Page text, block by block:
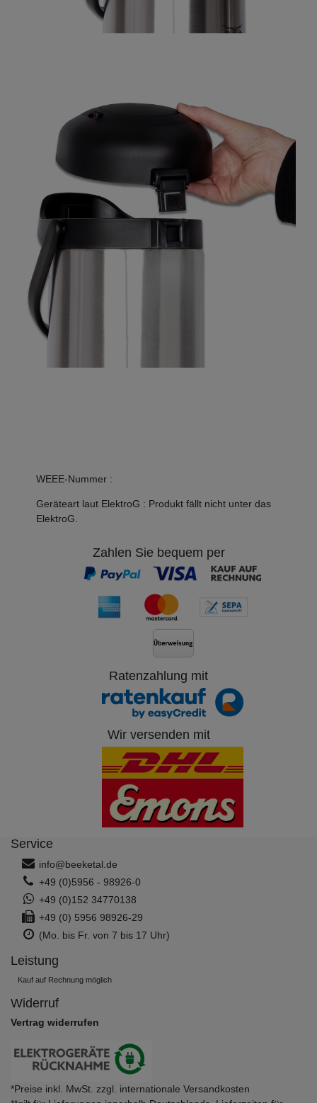
WEEE-Nummer :
Geräteart laut ElektroG : Produkt fällt nicht unter das
ElektroG.
Zahlen Sie bequem per
Ratenzahlung mit
Wir versenden mit
Service
info@beeketal.de
+49 (0)5956 - 98926-0
+49 (0)152 34770138
+49 (0) 5956 98926-29
(Mo. bis Fr. von 7 bis 17 Uhr)
Leistung
Kauf auf Rechnung möglich
Widerruf
Vertrag widerrufen
*Preise inkl. MwSt. zzgl. internationale Versandkosten